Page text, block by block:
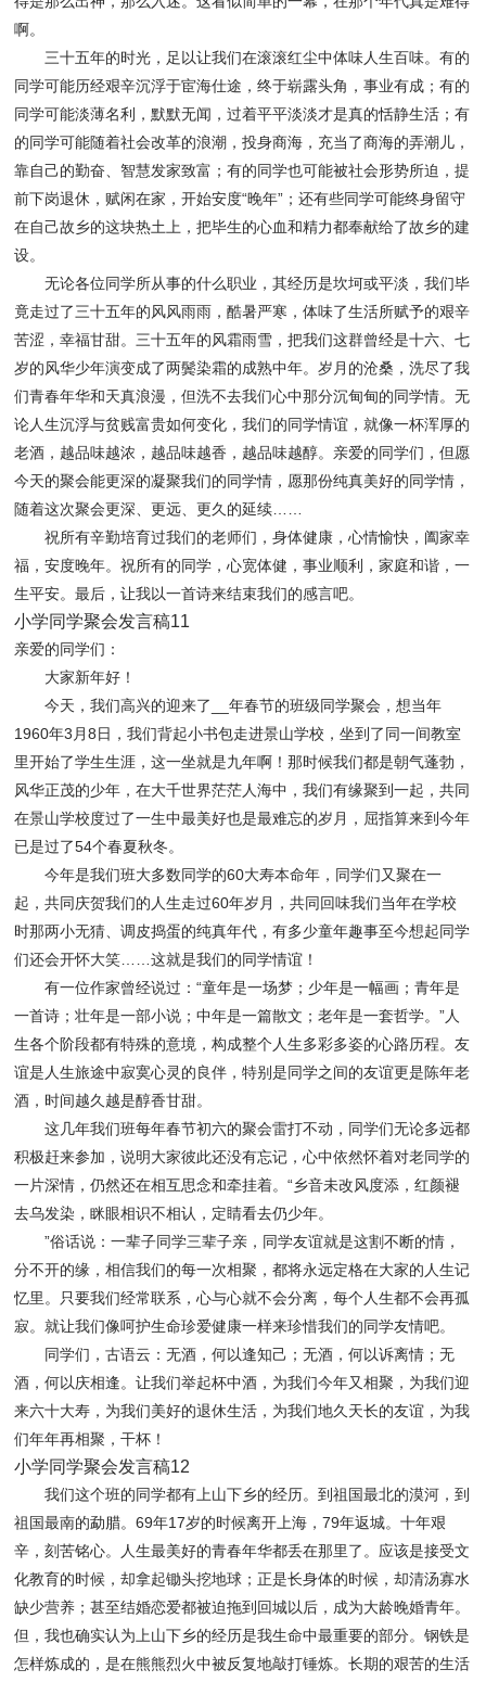
啊。
三十五年的时光，足以让我们在滚滚红尘中体味人生百味。有的
同学可能历经艰辛沉浮于宦海仕途，终于崭露头角，事业有成；有的
同学可能淡薄名利，默默无闻，过着平平淡淡才是真的恬静生活；有
的同学可能随着社会改革的浪潮，投身商海，充当了商海的弄潮儿，
靠自己的勤奋、智慧发家致富；有的同学也可能被社会形势所迫，提
前下岗退休，赋闲在家，开始安度“晚年”；还有些同学可能终身留守
在自己故乡的这块热土上，把毕生的心血和精力都奉献给了故乡的建
设。
无论各位同学所从事的什么职业，其经历是坎坷或平淡，我们毕
竟走过了三十五年的风风雨雨，酷暑严寒，体味了生活所赋予的艰辛
苦涩，幸福甘甜。三十五年的风霜雨雪，把我们这群曾经是十六、七
岁的风华少年演变成了两鬓染霜的成熟中年。岁月的沧桑，洗尽了我
们青春年华和天真浪漫，但洗不去我们心中那分沉甸甸的同学情。无
论人生沉浮与贫贱富贵如何变化，我们的同学情谊，就像一杯浑厚的
老酒，越品味越浓，越品味越香，越品味越醇。亲爱的同学们，但愿
今天的聚会能更深的凝聚我们的同学情，愿那份纯真美好的同学情，
随着这次聚会更深、更远、更久的延续……
祝所有辛勤培育过我们的老师们，身体健康，心情愉快，阖家幸
福，安度晚年。祝所有的同学，心宽体健，事业顺利，家庭和谐，一
生平安。最后，让我以一首诗来结束我们的感言吧。
小学同学聚会发言稿11
亲爱的同学们：
大家新年好！
今天，我们高兴的迎来了__年春节的班级同学聚会，想当年
1960年3月8日，我们背起小书包走进景山学校，坐到了同一间教室
里开始了学生生涯，这一坐就是九年啊！那时候我们都是朝气蓬勃，
风华正茂的少年，在大千世界茫茫人海中，我们有缘聚到一起，共同
在景山学校度过了一生中最美好也是最难忘的岁月，屈指算来到今年
已是过了54个春夏秋冬。
今年是我们班大多数同学的60大寿本命年，同学们又聚在一
起，共同庆贺我们的人生走过60年岁月，共同回味我们当年在学校
时那两小无猜、调皮捣蛋的纯真年代，有多少童年趣事至今想起同学
们还会开怀大笑……这就是我们的同学情谊！
有一位作家曾经说过：“童年是一场梦；少年是一幅画；青年是
一首诗；壮年是一部小说；中年是一篇散文；老年是一套哲学。”人
生各个阶段都有特殊的意境，构成整个人生多彩多姿的心路历程。友
谊是人生旅途中寂寞心灵的良伴，特别是同学之间的友谊更是陈年老
酒，时间越久越是醇香甘甜。
这几年我们班每年春节初六的聚会雷打不动，同学们无论多远都
积极赶来参加，说明大家彼此还没有忘记，心中依然怀着对老同学的
一片深情，仍然还在相互思念和牵挂着。“乡音未改风度添，红颜褪
去乌发染，眯眼相识不相认，定睛看去仍少年。
”俗话说：一辈子同学三辈子亲，同学友谊就是这割不断的情，
分不开的缘，相信我们的每一次相聚，都将永远定格在大家的人生记
忆里。只要我们经常联系，心与心就不会分离，每个人生都不会再孤
寂。就让我们像呵护生命珍爱健康一样来珍惜我们的同学友情吧。
同学们，古语云：无酒，何以逢知己；无酒，何以诉离情；无
酒，何以庆相逢。让我们举起杯中酒，为我们今年又相聚，为我们迎
来六十大寿，为我们美好的退休生活，为我们地久天长的友谊，为我
们年年再相聚，干杯！
小学同学聚会发言稿12
我们这个班的同学都有上山下乡的经历。到祖国最北的漠河，到
祖国最南的勐腊。69年17岁的时候离开上海，79年返城。十年艰
辛，刻苦铭心。人生最美好的青春年华都丢在那里了。应该是接受文
化教育的时候，却拿起锄头挖地球；正是长身体的时候，却清汤寡水
缺少营养；甚至结婚恋爱都被迫拖到回城以后，成为大龄晚婚青年。
但，我也确实认为上山下乡的经历是我生命中最重要的部分。钢铁是
怎样炼成的，是在熊熊烈火中被反复地敲打锤炼。长期的艰苦的生活